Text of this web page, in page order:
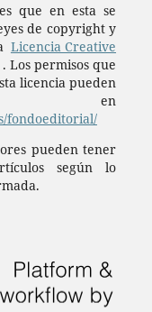
que en esta se
de copyright y
Licencia Creative
. Los permisos que
licencia pueden
en
fondoeditorial/
pueden tener
según lo